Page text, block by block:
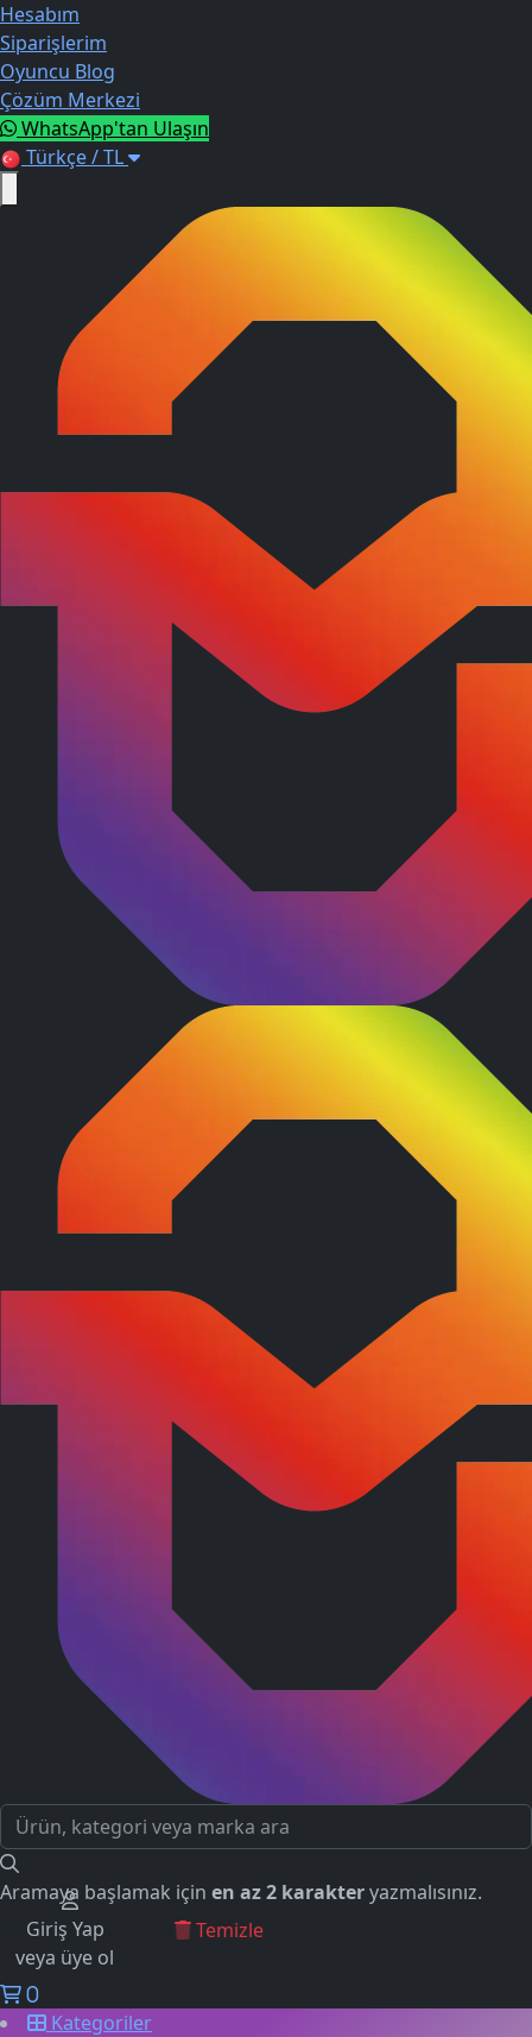
Hesabım
Siparişlerim
Oyuncu Blog
Çözüm Merkezi
WhatsApp'tan Ulaşın
Türkçe / TL
Aramaya başlamak için en az 2 karakteryazmalısınız.
GEÇMİŞ ARAMALAR
Temizle
Giriş Yap
veya üye ol
0
Kategoriler